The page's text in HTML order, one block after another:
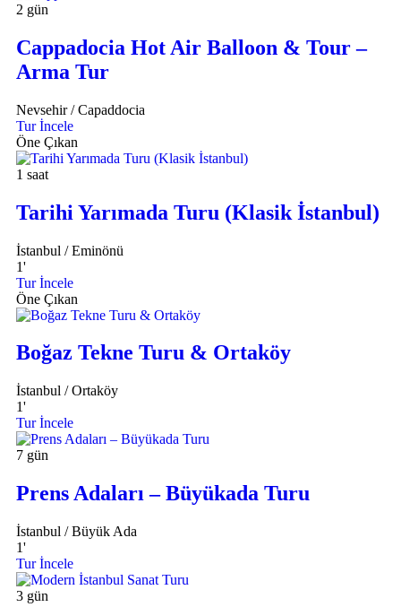
2 gün
Cappadocia Hot Air Balloon & Tour –
Arma Tur
Nevsehir / Capaddocia
Tur İncele
Öne Çıkan
1 saat
Tarihi Yarımada Turu (Klasik İstanbul)
İstanbul / Eminönü
1'
Tur İncele
Öne Çıkan
Boğaz Tekne Turu & Ortaköy
İstanbul / Ortaköy
1'
Tur İncele
7 gün
Prens Adaları – Büyükada Turu
İstanbul / Büyük Ada
1'
Tur İncele
3 gün